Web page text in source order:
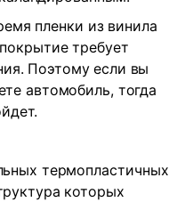
пленки из винила
требует
Поэтому если вы
автомобиль, тогда
термопластичных
которых